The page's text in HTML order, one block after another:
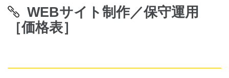
WEBサイト制作／保守運用
［価格表］